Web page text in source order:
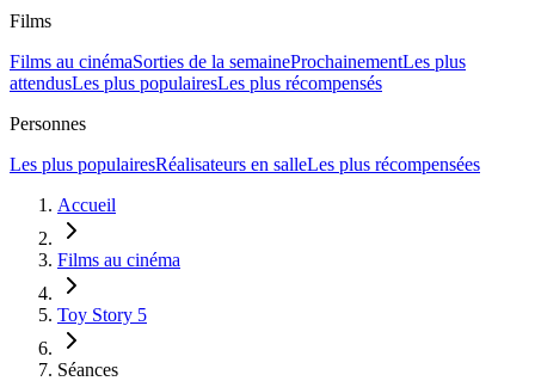
Films
Films au cinémaSorties de la semaineProchainementLes plus
attendusLes plus populairesLes plus récompensés
Personnes
Les plus populairesRéalisateurs en salleLes plus récompensées
Accueil
Films au cinéma
Toy Story 5
Séances